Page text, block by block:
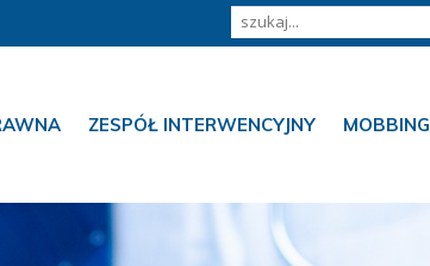
ZESPÓŁ INTERWENCYJNY MOBBING